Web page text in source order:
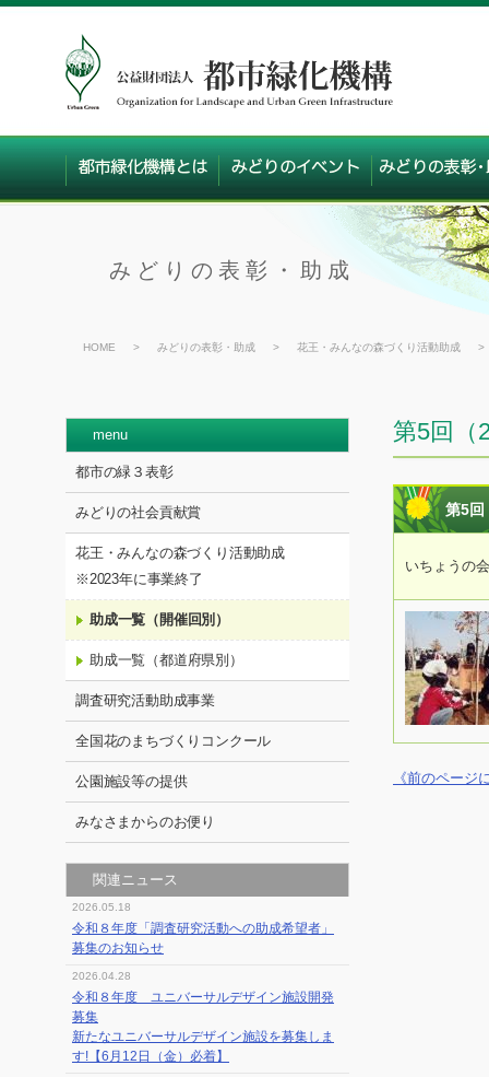
みどりの表彰・助成
HOME > みどりの表彰・助成 > 花王・みんなの森づくり活動助成 >
第5回（
第5
いちょうの会
《前のページ
menu
都市の緑３表彰
みどりの社会貢献賞
花王・みんなの森づくり活動助成
※2023年に事業終了
助成一覧（開催回別）
助成一覧（都道府県別）
調査研究活動助成事業
全国花のまちづくりコンクール
公園施設等の提供
みなさまからのお便り
関連ニュース
2026.05.18
令和８年度「調査研究活動への助成希望者」
募集のお知らせ
2026.04.28
令和８年度 ユニバーサルデザイン施設開発
募集
新たなユニバーサルデザイン施設を募集しま
す!【6月12日（金）必着】